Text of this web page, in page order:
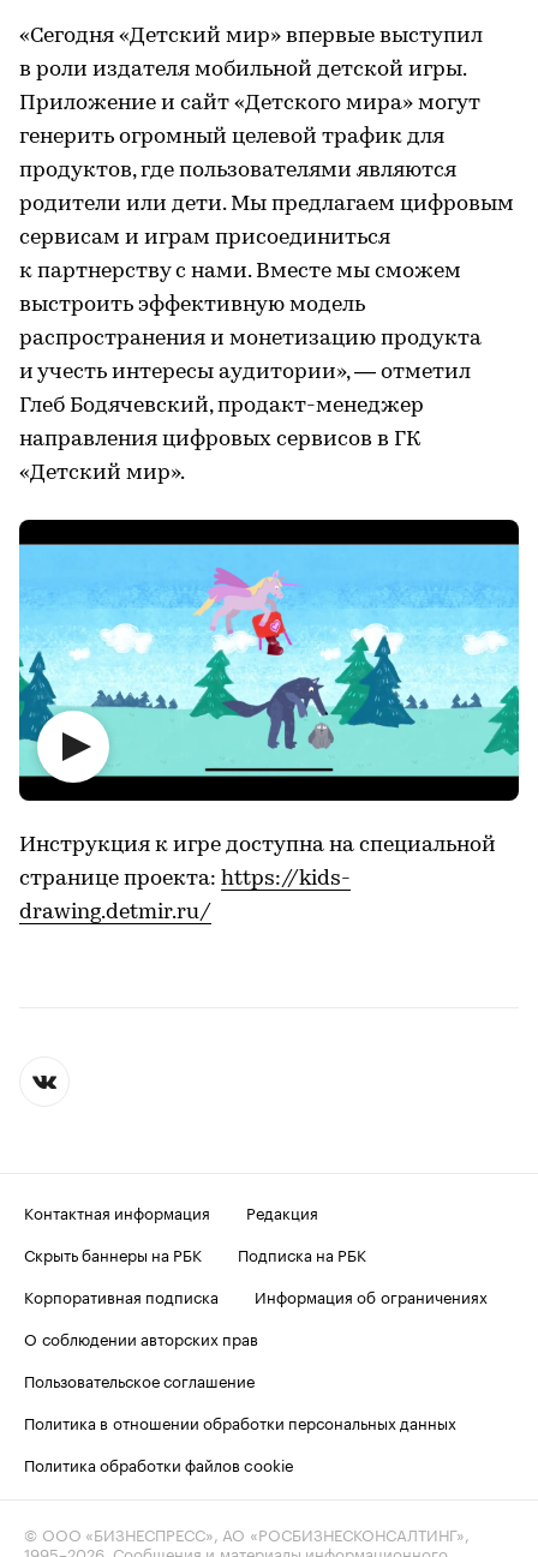
«Сегодня «Детский мир» впервые выступил
в роли издателя мобильной детской игры.
Приложение и сайт «Детского мира» могут
генерить огромный целевой трафик для
продуктов, где пользователями являются
родители или дети. Мы предлагаем цифровым
сервисам и играм присоединиться
к партнерству с нами. Вместе мы сможем
выстроить эффективную модель
распространения и монетизацию продукта
и учесть интересы аудитории», — отметил
Глеб Бодячевский, продакт-менеджер
направления цифровых сервисов в ГК
«Детский мир».
Инструкция к игре доступна на специальной
странице проекта: https://kids-
drawing.detmir.ru/
Контактная информация
Редакция
Скрыть баннеры на РБК
Подписка на РБК
Корпоративная подписка
Информация об ограничениях
О соблюдении авторских прав
Пользовательское соглашение
Политика в отношении обработки персональных данных
Политика обработки файлов cookie
© ООО «БИЗНЕСПРЕСС», АО «РОСБИЗНЕСКОНСАЛТИНГ»,